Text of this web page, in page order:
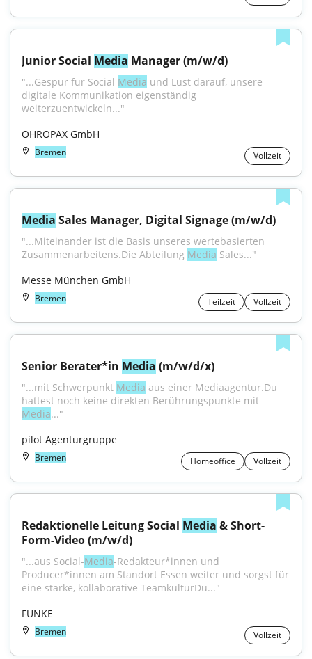
Junior Social Media Manager (m/w/d)
"...Gespür für Social Media und Lust darauf, unsere
digitale Kommunikation eigenständig
weiterzuentwickeln..."
OHROPAX GmbH
Bremen Vollzeit
Media Sales Manager, Digital Signage (m/w/d)
"...Miteinander ist die Basis unseres wertebasierten
Zusammenarbeitens.Die Abteilung Media Sales..."
Messe München GmbH
Bremen Teilzeit Vollzeit
Senior Berater*in Media (m/w/d/x)
"...mit Schwerpunkt Media aus einer Mediaagentur.Du
Media..."
pilot Agenturgruppe
Bremen Homeoffice Vollzeit
Redaktionelle Leitung Social Media & Short-
Form-Video (m/w/d)
"...aus Social-Media-Redakteur*innen und
Producer*innen am Standort Essen weiter und sorgst für
eine starke, kollaborative TeamkulturDu..."
FUNKE
Bremen Vollzeit